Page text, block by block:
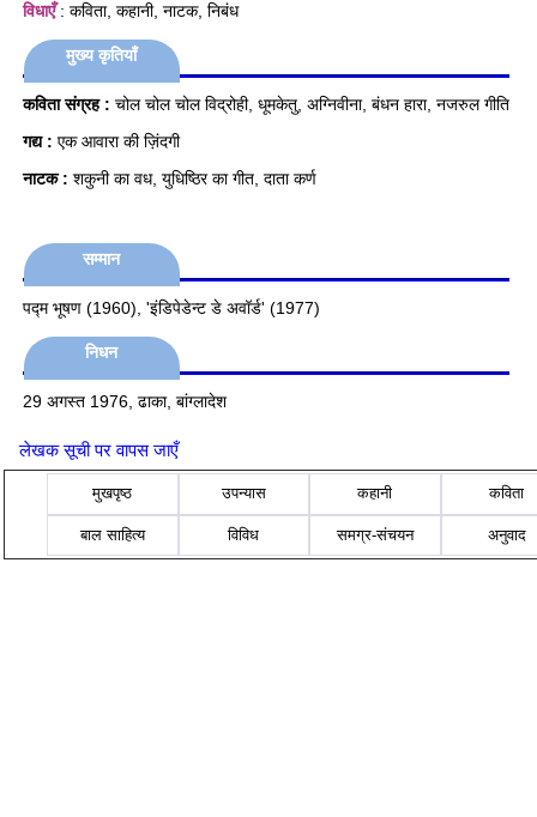
विधाएँ: कविता, कहानी, नाटक, निबंध
मुख्य कृतियाँ
कविता संग्रह : चोल चोल चोल विद्रोही, धूमकेतु, अग्निवीना, बंधन हारा, नजरुल गीति
गद्य : एक आवारा की ज़िंदगी
नाटक : शकुनी का वध, युधिष्ठिर का गीत, दाता कर्ण
सम्मान
पद्म भूषण (1960), 'इंडिपेडेन्ट डे अवॉर्ड' (1977)
निधन
29 अगस्त 1976, ढाका, बांग्लादेश
लेखक सूची पर वापस जाएँ
मुखपृष्ठ उपन्यास कहानी कविता
बाल साहित्य विविध समग्र-संचयन अनुवाद